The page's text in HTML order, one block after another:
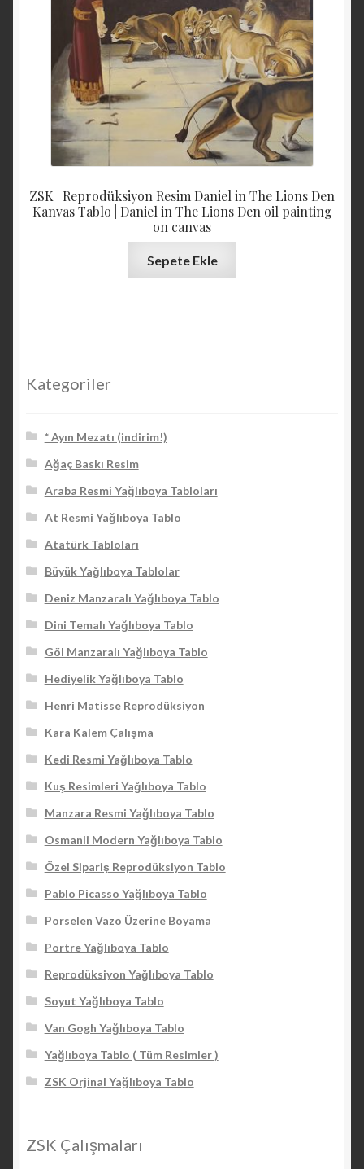
ZSK | Reprodüksiyon Resim Daniel in The Lions Den
Kanvas Tablo | Daniel in The Lions Den oil painting
on canvas
Sepete Ekle
Kategoriler
* Ayın Mezatı (indirim!)
Ağaç Baskı Resim
Araba Resmi Yağlıboya Tabloları
At Resmi Yağlıboya Tablo
Atatürk Tabloları
Büyük Yağlıboya Tablolar
Deniz Manzaralı Yağlıboya Tablo
Dini Temalı Yağlıboya Tablo
Göl Manzaralı Yağlıboya Tablo
Hediyelik Yağlıboya Tablo
Henri Matisse Reprodüksiyon
Kara Kalem Çalışma
Kedi Resmi Yağlıboya Tablo
Kuş Resimleri Yağlıboya Tablo
Manzara Resmi Yağlıboya Tablo
Osmanli Modern Yağlıboya Tablo
Özel Sipariş Reprodüksiyon Tablo
Pablo Picasso Yağlıboya Tablo
Porselen Vazo Üzerine Boyama
Portre Yağlıboya Tablo
Reprodüksiyon Yağlıboya Tablo
Soyut Yağlıboya Tablo
Van Gogh Yağlıboya Tablo
Yağlıboya Tablo ( Tüm Resimler )
ZSK Orjinal Yağlıboya Tablo
ZSK Çalışmaları